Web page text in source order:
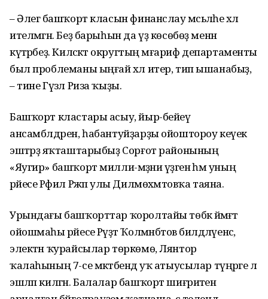
– Әлегә башҡорт класын финанслау мәсьәләһе хәл
ителмәгән. Беҙ барыһын да үҙ көсөбөҙ менән
күтәрәбеҙ. Киләсәктә округтың мәғариф департаменты
был проблеманы ыңғай хәл итер, тип ышанабыҙ,
– тине Гүзәл Риза ҡыҙы.
Башҡорт кластары асыу, йыр-бейеү
ансамблдәрен, һабантуйҙарҙы ойоштороу кеүек
эштәрҙә яҡташтарыбыҙ Сорғот районының
«Яугир» башҡорт милли-мәҙәни үҙәгенә һәм уның
рәйесе Рәфил Рәжәп улы Дилмөхәмәтовҡа таяна.
Урындағы башҡорттар ҡоролтайы төбәк йәмәғәт
ойошмаһы рәйесе Рәүҙәт Ҡолмәнбәтов билдәләүенсә,
электән ҡурайсылар төркөмө, Лянтор
ҡалаһының 7-се мәктәбендә уҡ атыусылар түңәрәге лә
эшләп килгән. Балалар башҡорт шиғриәтенә